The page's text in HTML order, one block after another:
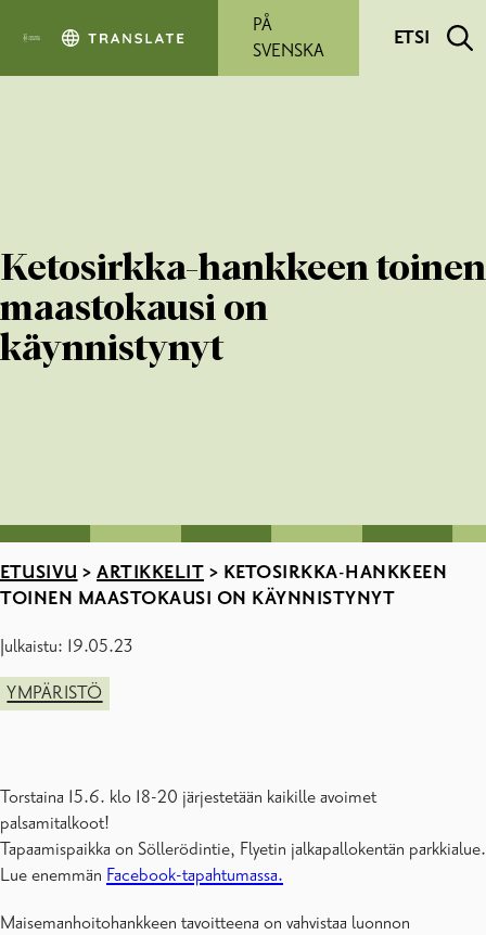
PÅ
SVENSKA
ETSI
Ketosirkka-hankkeen toinen
maastokausi on
käynnistynyt
ETUSIVU > ARTIKKELIT > KETOSIRKKA-HANKKEEN
TOINEN MAASTOKAUSI ON KÄYNNISTYNYT
Julkaistu: 19.05.23
YMPÄRISTÖ
Torstaina 15.6. klo 18-20 järjestetään kaikille avoimet
palsamitalkoot!
Tapaamispaikka on Söllerödintie, Flyetin jalkapallokentän parkkialue.
Lue enemmän Facebook-tapahtumassa.
Maisemanhoitohankkeen tavoitteena on vahvistaa luonnon